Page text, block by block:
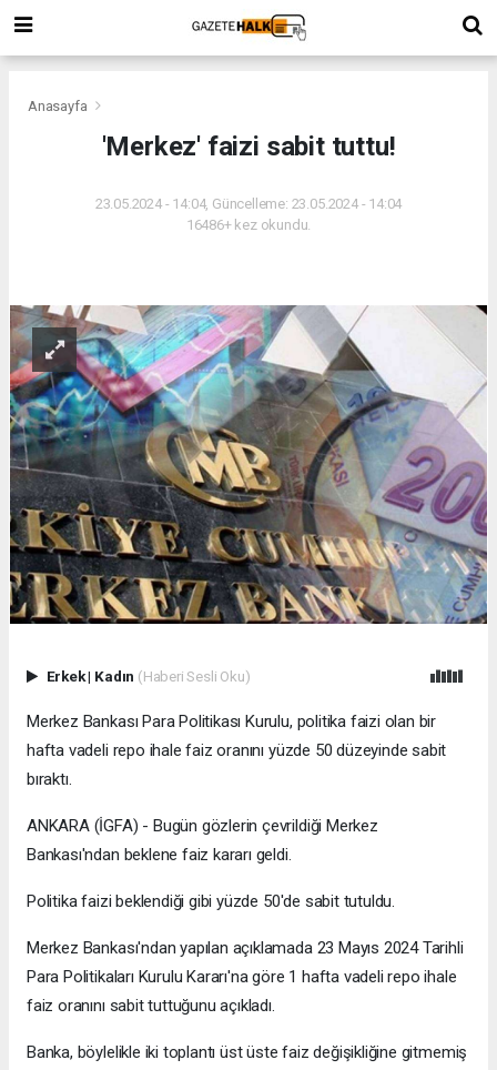
Anasayfa
'Merkez' faizi sabit tuttu!
23.05.2024 - 14:04, Güncelleme: 23.05.2024 - 14:04
16486+ kez okundu.
Erkek| Kadın (Haberi Sesli Oku)
Merkez Bankası Para Politikası Kurulu, politika faizi olan bir
hafta vadeli repo ihale faiz oranını yüzde 50 düzeyinde sabit
bıraktı.
ANKARA (İGFA) - Bugün gözlerin çevrildiği Merkez
Bankası'ndan beklene faiz kararı geldi.
Politika faizi beklendiği gibi yüzde 50'de sabit tutuldu.
Merkez Bankası'ndan yapılan açıklamada 23 Mayıs 2024 Tarihli
Para Politikaları Kurulu Kararı'na göre 1 hafta vadeli repo ihale
faiz oranını sabit tuttuğunu açıkladı.
Banka, böylelikle iki toplantı üst üste faiz değişikliğine gitmemiş